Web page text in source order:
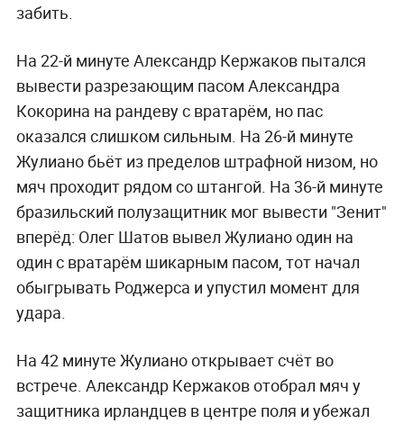
забить.
На 22-й минуте Александр Кержаков пытался
вывести разрезающим пасом Александра
Кокорина на рандеву с вратарём, но пас
оказался слишком сильным. На 26-й минуте
Жулиано бьёт из пределов штрафной низом, но
мяч проходит рядом со штангой. На 36-й минуте
бразильский полузащитник мог вывести "Зенит"
вперёд: Олег Шатов вывел Жулиано один на
один с вратарём шикарным пасом, тот начал
обыгрывать Роджерса и упустил момент для
удара.
На 42 минуте Жулиано открывает счёт во
встрече. Александр Кержаков отобрал мяч у
защитника ирландцев в центре поля и убежал